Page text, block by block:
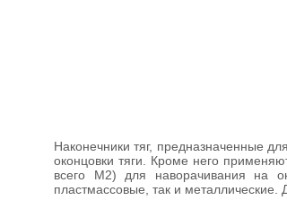
Наконечники тяг, предназначенные
оконцовки тяги. Кроме него
всего М2) для наворачивания на
пластмассовые, так и металлические.